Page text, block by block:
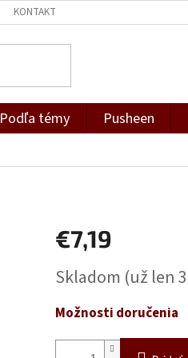
KONTAKT
Podľa témy Pusheen
€7,19
cena:
Skladom (už len
Možnosti doručenia